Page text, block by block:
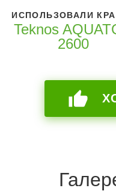
ИСПОЛЬЗОВАЛИ
Teknos
2600